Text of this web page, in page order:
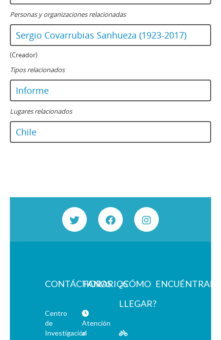
Personas y organizaciones relacionadas
Sergio Covarrubias Sanhueza (1923-2017)
(Creador)
Tipos relacionados
Informe
Lugares relacionados
Chile
CONTÁCTANOS
Centro
de
Investigación
HORARIOS
Atención
al
¿CÓMO
LLEGAR?